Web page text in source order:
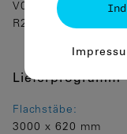
V0
R22, R23, R24, R26
Lieferprogramm
Flachstäbe:
3000 x 620 mm
die
dringend